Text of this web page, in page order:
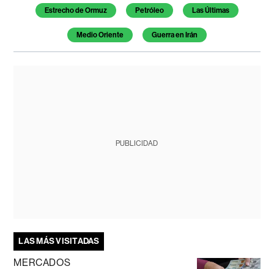
Estrecho de Ormuz Petróleo Las Últimas
Medio Oriente Guerra en Irán
PUBLICIDAD
LAS MÁS VISITADAS
MERCADOS